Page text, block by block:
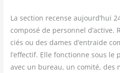
La sec­tion recense aujourd’hui
com­po­sé de per­son­nel
ciés ou des dames d’entraide
l’effectif. Elle fonc­tionne sous le
avec un bureau, un comi­té, des